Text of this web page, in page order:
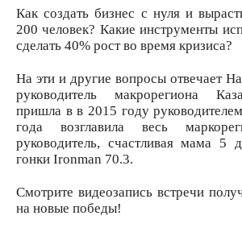
Как создать бизнес с нуля и
200 человек? Какие инструменты
сделать 40% рост во время кризиса?
На эти и другие вопросы отвечает
руководитель макрорегиона
пришла в в 2015 году
года возглавила весь
руководитель, счастливая мама 5
гонки Ironman 70.3.
Смотрите видеозапись встречи
на новые победы!